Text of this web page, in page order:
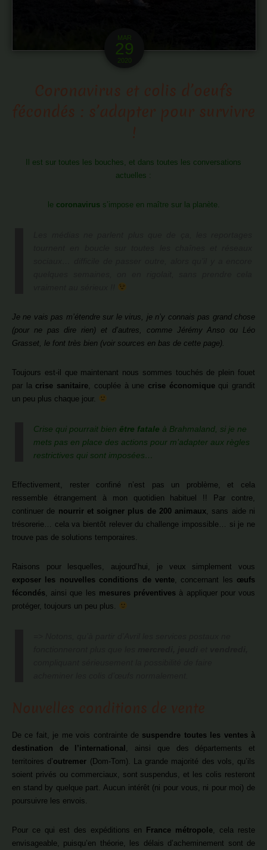
MAR
29
2020
Il est sur toutes les bouches, et dans toutes les conversations
actuelles :
le coronavirus s’impose en maître sur la planète.
Je ne vais pas m’étendre sur le virus, je n’y connais pas grand chose
(pour ne pas dire rien) et d’autres, comme Jérémy Anso ou Léo
Grasset, le font très bien (voir sources en bas de cette page).
Toujours est-il que maintenant nous sommes touchés de plein fouet
par la crise sanitaire , couplée à une crise économiquequi grandit
un peu plus chaque jour.
Crise qui pourrait bien être fatale à Brahmaland, si je ne
mets pas en place des actions pour m’adapter aux règles
restrictives qui sont imposées…
Effectivement, rester confiné n’est pas un problème, et cela
ressemble étrangement à mon quotidien habituel !! Par contre,
continuer de nourrir et soigner plus de 200 animaux , sans aide ni
trésorerie… cela va bientôt relever du challenge impossible… si je ne
trouve pas de solutions temporaires.
Raisons pour lesquelles, aujourd’hui, je veux simplement vous
exposer les nouvelles conditions de vente, concernant les œufs
fécondés , ainsi que les mesures préventives à appliquer pour vous
protéger, toujours un peu plus.
De ce fait, je me vois contrainte de suspendre toutes les ventes à
destination de l’international , ainsi que des départements et
territoires d’outremer (Dom-Tom). La grande majorité des vols, qu’ils
soient privés ou commerciaux, sont suspendus, et les colis resteront
en stand by quelque part. Aucun intérêt (ni pour vous, ni pour moi) de
poursuivre les envois.
Pour ce qui est des expéditions en France métropole , cela reste
envisageable, puisqu’en théorie, les délais d’acheminement sont de